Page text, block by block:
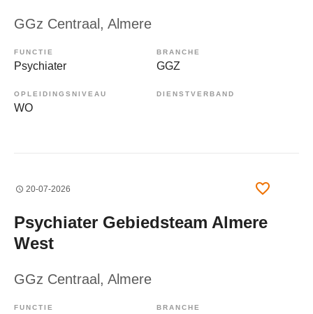
GGz Centraal, Almere
FUNCTIE
Psychiater
BRANCHE
GGZ
OPLEIDINGSNIVEAU
WO
DIENSTVERBAND
20-07-2026
Psychiater Gebiedsteam Almere
West
GGz Centraal, Almere
FUNCTIE BRANCHE